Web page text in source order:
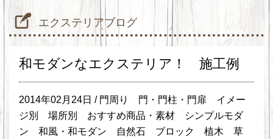
エクステリアブログ
和モダンなエクステリア！ 施工例
2014年02月24日 / 門周り 門・門柱・門扉
イメー
ジ別
場所別 おすすめ商品・素材
シンプルモダ
ン
和風・和モダン 自然石 ブロック 植木
草